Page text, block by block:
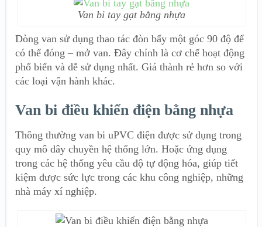
Van bi tay gạt bằng nhựa
Dòng van sử dụng thao tác đòn bẩy một góc 90 độ để
có thể đóng – mở van. Đây chính là cơ chế hoạt động
phổ biến và dễ sử dụng nhất. Giá thành rẻ hơn so với
các loại vận hành khác.
Van bi điều khiển điện bằng nhựa
Thông thường van bi uPVC điện được sử dụng trong
quy mô dây chuyền hệ thống lớn. Hoặc ứng dụng
trong các hệ thống yêu cầu độ tự động hóa, giúp tiết
kiệm được sức lực trong các khu công nghiệp, những
nhà máy xí nghiệp.